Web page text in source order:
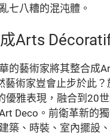
七八糟的混沌體。
Arts
的藝術家將其整合成
藝術家豈會止步於此？
優雅表現，融合到20
Deco。前衛革新的
築、時裝、室內擺設